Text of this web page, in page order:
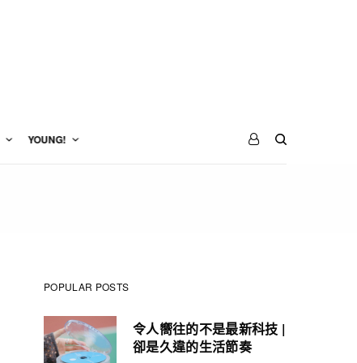
YOUNG!
POPULAR POSTS
令人嚮往的不是最新科技 |
卻是久違的生活節奏